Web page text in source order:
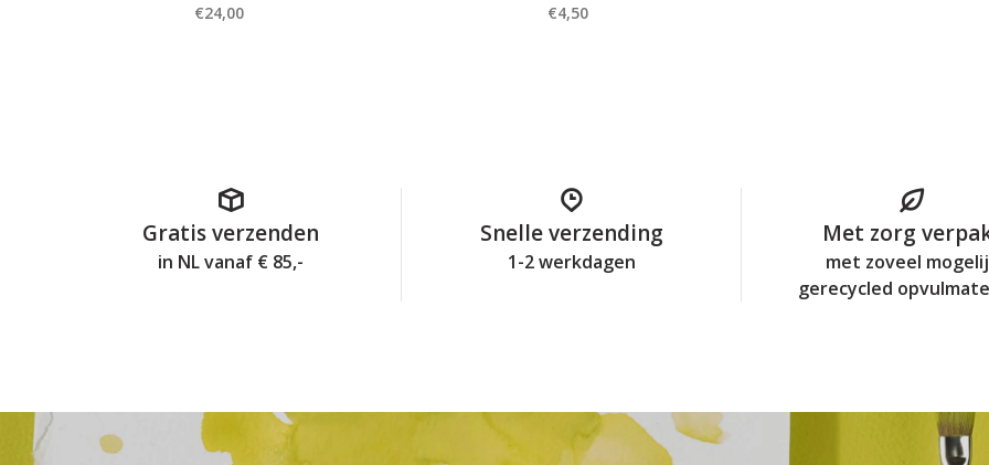
€24,00 €4,50
Gratis verzenden
in NL vanaf € 85,-
Snelle verzending
1-2 werkdagen
Met zorg
met zoveel
gerecycled